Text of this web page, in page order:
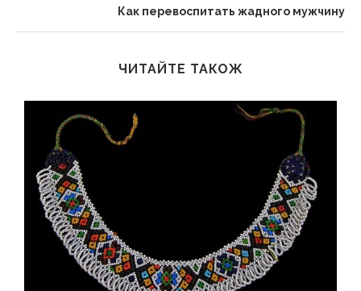
Как перевоспитать жадного мужчину
ЧИТАЙТЕ ТАКОЖ